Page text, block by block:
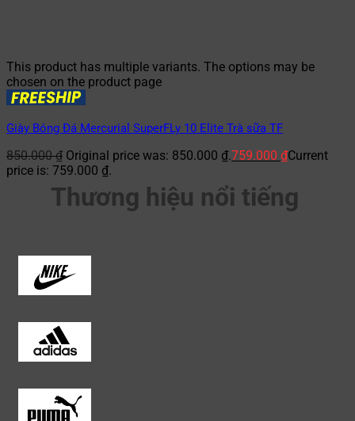
This product has multiple variants. The options may be
chosen on the product page
Giày Bóng Đá Mercurial SuperFLy 10 Elite Trà sữa TF
850.000₫ Original price was: 850.000 ₫.759.000 ₫Current
price is: 759.000 ₫.
Thương hiệu nổi tiếng